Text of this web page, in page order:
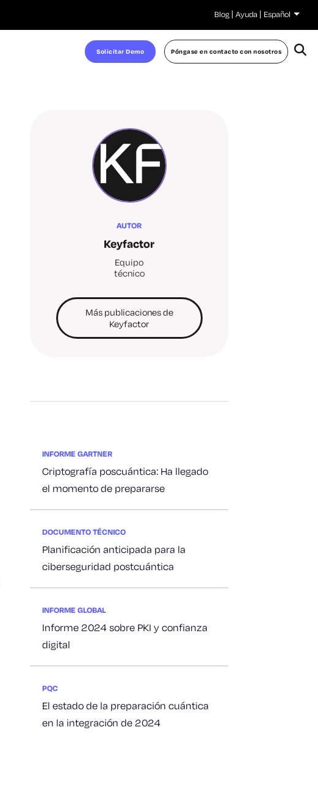
Blog Ayuda Español
Solicitar Demo Póngase en contacto con nosotros
AUTOR
Keyfactor
Equipo
técnico
Más publicaciones de
Keyfactor
INFORME GARTNER
Criptografía poscuántica: Ha llegado
el momento de prepararse
DOCUMENTO TÉCNICO
Planificación anticipada para la
ciberseguridad postcuántica
INFORME GLOBAL
Informe 2024 sobre PKI y confianza
digital
PQC
El estado de la preparación cuántica
en la integración de 2024